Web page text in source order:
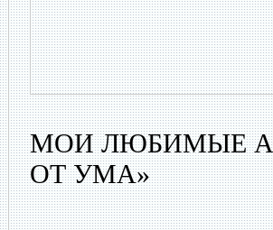
МОИ ЛЮБИМЫЕ
ОТ УМА»